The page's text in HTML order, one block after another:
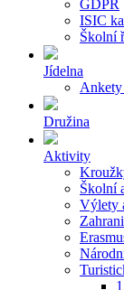
GDPR
ISIC
Školní
Jídelna
Družina
Aktivity
Školní
Výlety